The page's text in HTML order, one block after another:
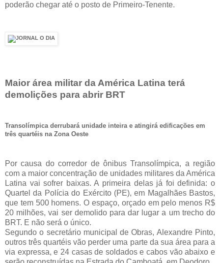
poderão chegar até o posto de Primeiro-Tenente.
Maior área militar da América Latina terá
demolições para abrir BRT
Transolímpica derrubará unidade inteira e atingirá edificações em
três quartéis na Zona Oeste
Por causa do corredor de ônibus Transolímpica, a região
com a maior concentração de unidades militares da América
Latina vai sofrer baixas. A primeira delas já foi definida: o
Quartel da Polícia do Exército (PE), em Magalhães Bastos,
que tem 500 homens. O espaço, orçado em pelo menos R$
20 milhões, vai ser demolido para dar lugar a um trecho do
BRT. E não será o único.
Segundo o secretário municipal de Obras, Alexandre Pinto,
outros três quartéis vão perder uma parte da sua área para a
via expressa, e 24 casas de soldados e cabos vão abaixo e